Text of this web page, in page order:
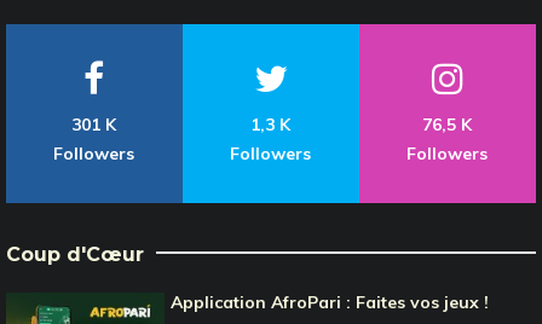
301 K
Followers
1,3 K
Followers
76,5 K
Followers
Coup d'Cœur
Application AfroPari : Faites vos jeux !